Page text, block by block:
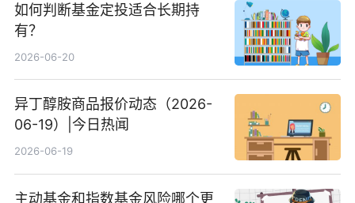
如何判断基金定投适合长期持
有？
2026-06-20
异丁醇胺商品报价动态（2026-
06-19）|今日热闻
2026-06-19
主动基金和指数基金风险哪个更